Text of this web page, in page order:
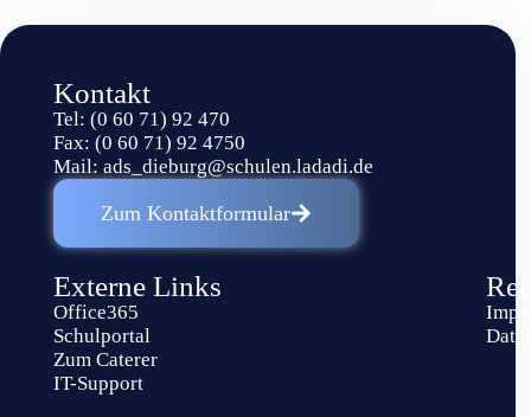
Kontakt
Tel: (0 60 71) 92 470
Fax: (0 60 71) 92 4750
Mail: ads_dieburg@schulen.ladadi.de
Zum Kontaktformular
Externe Links
Office365
Schulportal
Zum Caterer
IT-Support